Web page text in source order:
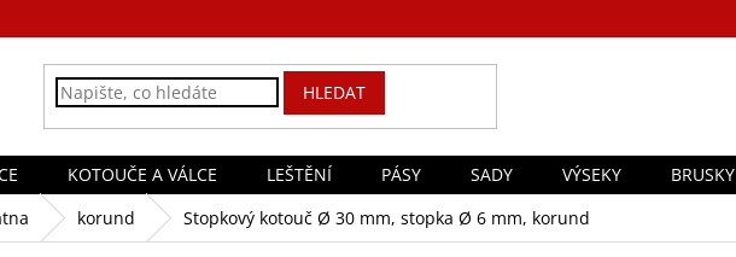
HLEDAT
KOTOUČE A VÁLCE LEŠTĚNÍ PÁSY SADY VÝSEKY BRUSKY
korund Stopkový kotouč Ø 30 mm, stopka Ø 6 mm, korund